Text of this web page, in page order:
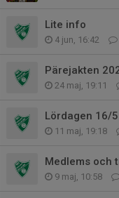
Lite info
4 jun, 16:42
Pärejakten
24 maj, 19:11
Lördagen 16/5
11 maj, 19:18
Medlems och
9 maj, 10:58